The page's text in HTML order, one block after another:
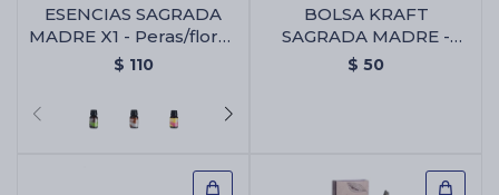
ESENCIAS SAGRADA
MADRE X1 - Peras/flores
Blancas
$ 110
BOLSA KRAFT
SAGRADA MADRE -
Bolsa Kraft Sagrada
$ 50